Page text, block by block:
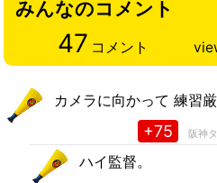
みんなのコメント
47 コメント
カメラに向かって 練習
+75 阪神
ハイ監督。